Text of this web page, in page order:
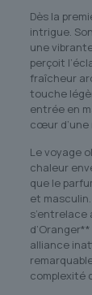
Dès la
intrigue.
une
perçoit
fraîcheur
touche
entrée en
cœur d’une
Le voyage
chaleur
que le
et
s’entrelace
alliance
complexité